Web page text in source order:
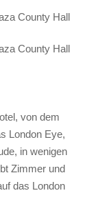
von dem
London Eye,
in wenigen
Zimmer und
das London